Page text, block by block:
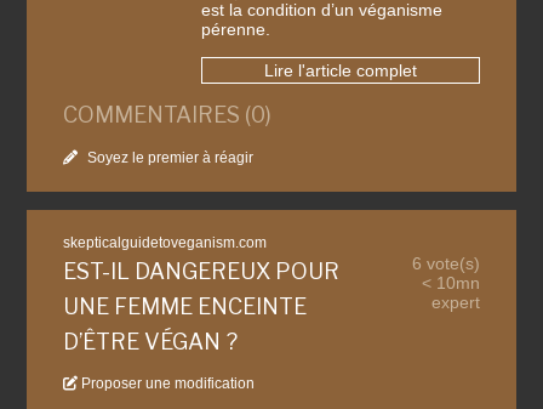
est la condition d’un véganisme
pérenne.
Lire l'article complet
COMMENTAIRES (0)
Soyez le premier à réagir
skepticalguidetoveganism.com
EST-IL DANGEREUX POUR
UNE FEMME ENCEINTE
D’ÊTRE VÉGAN ?
Proposer une modification
6 vote(s)
< 10mn
expert